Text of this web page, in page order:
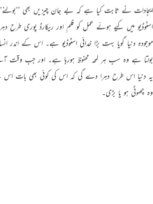
ایجادات نے ثابت کیا ہے کہ بے جان چیزیں بھی
اسٹوڈیو میں کیے ہوئے عمل کو فلم اور ریکارڈ پوری طرح
موجودہ دنیا گویا بہت بڑا خدائی اسٹوڈیو ہے۔ اس کے اندر
بولتا ہے وہ سب ہر لمحہ محفوظ ہورہا ہے۔ اور جب وقت
یہ دنیا اس طرح دہرا دے گی کہ اس کی کوئی بھی بات اس
وہ چھوٹی ہو یا بڑی۔